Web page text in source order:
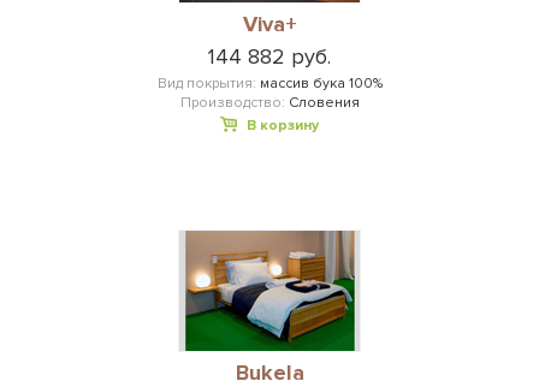
Viva+
144 882 руб.
Вид покрытия: массив бука 100%
Производство: Словения
В корзину
Bukela